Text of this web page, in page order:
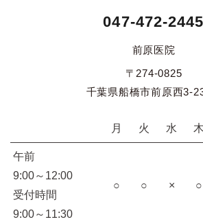
047-472-2445
前原医院
〒274-0825
千葉県船橋市前原西3-
月 火 水 木
午前
9:00～12:00
受付時間
9:00～11:30
○ ○ × ○